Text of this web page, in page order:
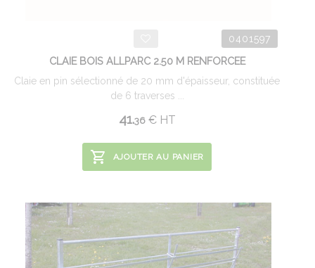
0401597
CLAIE BOIS ALLPARC 2.50 M RENFORCEE
Claie en pin sélectionné de 20 mm d'épaisseur, constituée
de 6 traverses ...
41.36 €HT
AJOUTER AU PANIER